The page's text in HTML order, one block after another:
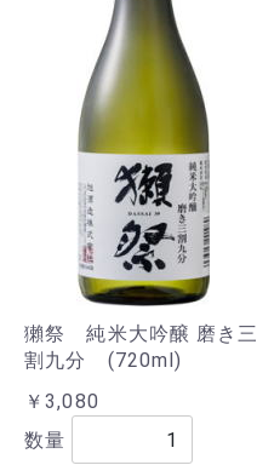
獺祭 純米大吟醸 磨き三
割九分 (720ml)
￥3,080
数量